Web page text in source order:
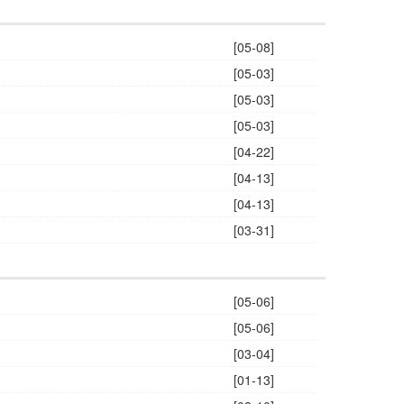
[05-08]
[05-03]
[05-03]
[05-03]
[04-22]
[04-13]
[04-13]
[03-31]
[05-06]
[05-06]
[03-04]
[01-13]